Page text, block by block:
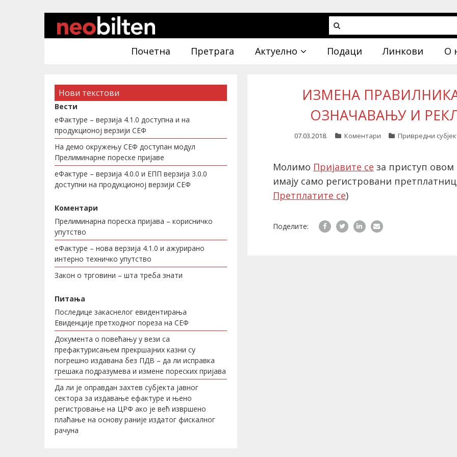
Почетна Претрага Актуелно Подаци Линкови О
ИЗМЕНА
ОЗНАЧАВАЊУ И
07.03.2018. Коментари Привредни
Молимо Пријавите се за приступ овом
имају само регистровани
Претплатите се)
Поделите:
Нови текстови
Вести
еФактуре – верзија 4.1.0 доступна и на
продукционој верзији СЕФ
На демо окружењу СЕФ доступан модул
Прелиминарне пореске пријаве
еФактуре – верзија 4.0.0 и ЕПП верзија 3.0.0
доступни на продукционој верзији СЕФ
Коментари
Прелиминарна пореска пријава – корисничко
упутство
еФактуре – нова верзија 4.1.0 и ажурирано
интерно техничко упутство
Закон о трговини – шта треба знати
Питања
Последице закаснелог евидентирања
Евиденције претходног пореза на СЕФ
Документа о повећању у вези са
префактурисањем прекршајних казни су
погрешно издавана без ПДВ – да ли исправка
грешака подразумева и измене пореских пријава
Да ли је оправдан захтев субјекта јавног
сектора за издавање ефактуре и њено
регистровање на ЦРФ ако је већ извршено
плаћање на основу раније издатог фискалног
рачуна